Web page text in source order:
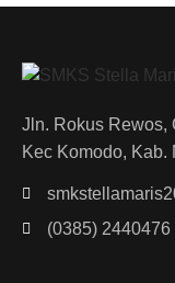
Jln. Rokus Rewos,
Kec Komodo, Kab.
(0385) 2440476